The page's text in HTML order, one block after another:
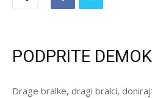
PODPRITE
Drage bralke, dragi bralci,